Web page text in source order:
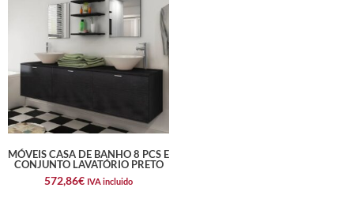
MÓVEIS CASA DE BANHO 8 PCS E
CONJUNTO LAVATÓRIO PRETO
572,86€ IVA incluido